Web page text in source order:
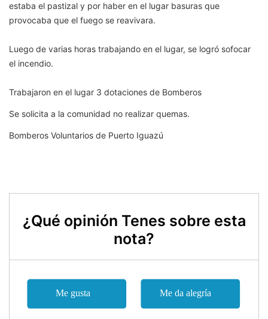
estaba el pastizal y por haber en el lugar basuras que
provocaba que el fuego se reavivara.
Luego de varias horas trabajando en el lugar, se logró sofocar
el incendio.
Trabajaron en el lugar 3 dotaciones de Bomberos
Se solicita a la comunidad no realizar quemas.
Bomberos Voluntarios de Puerto Iguazú
¿Qué opinión Tenes sobre esta
nota?